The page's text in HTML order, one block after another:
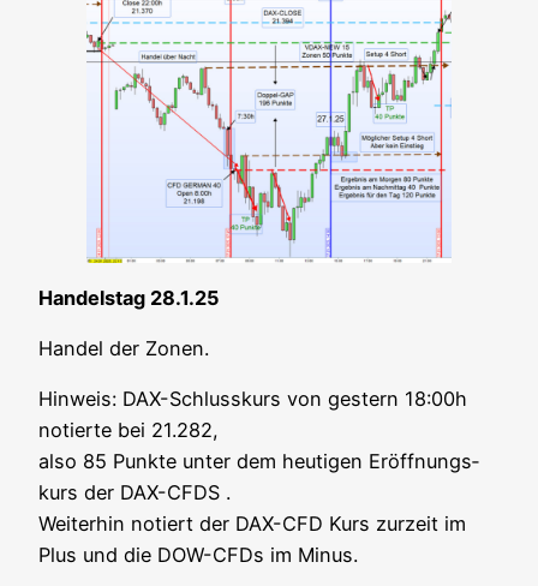
Han­dels­tag 28.1.25
Han­del der Zonen.
Hin­weis: DAX-Schluss­kurs von ges­tern 18:00h
notier­te bei 21.282,
also 85 Punk­te unter dem heu­ti­gen Eröff­nungs­
kurs der DAX-CFDS .
Wei­ter­hin notiert der DAX-CFD Kurs zur­zeit im
Plus und die DOW-CFDs im Minus.